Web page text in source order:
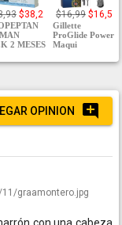
$38,2
2 MESES
$16,99 $16,5
Gillette
ProGlide Power
Maqui
OPINION
con una cabeza